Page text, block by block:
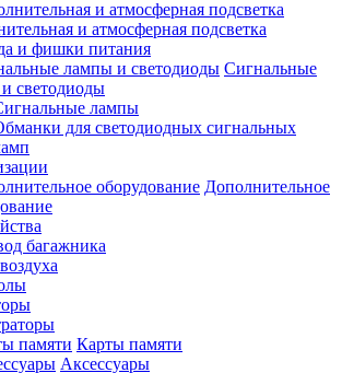
и атмосферная подсветка
и фишки питания
Cигнальные
светодиоды
лампы
для светодиодных сигнальных
Дополнительное
багажника
Карты памяти
Аксессуары